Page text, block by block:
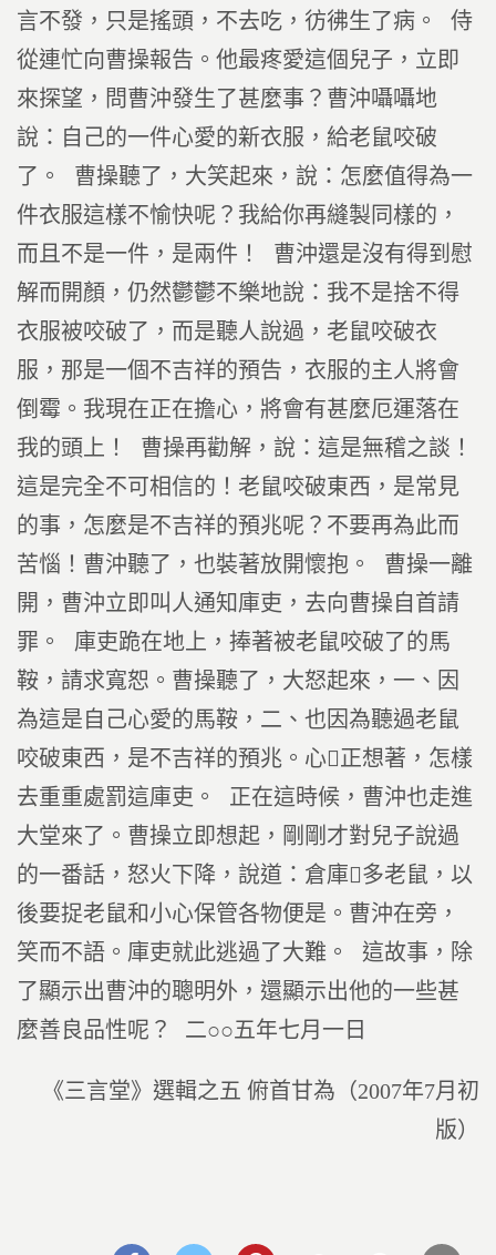
言不發，只是搖頭，不去吃，彷彿生了病。 侍
從連忙向曹操報告。他最疼愛這個兒子，立即
來探望，問曹沖發生了甚麼事？曹沖囁囁地
說：自己的一件心愛的新衣服，給老鼠咬破
了。 曹操聽了，大笑起來，說：怎麼值得為一
件衣服這樣不愉快呢？我給你再縫製同樣的，
而且不是一件，是兩件！ 曹沖還是沒有得到慰
解而開顏，仍然鬱鬱不樂地說：我不是捨不得
衣服被咬破了，而是聽人說過，老鼠咬破衣
服，那是一個不吉祥的預告，衣服的主人將會
倒霉。我現在正在擔心，將會有甚麼厄運落在
我的頭上！ 曹操再勸解，說：這是無稽之談！
這是完全不可相信的！老鼠咬破東西，是常見
的事，怎麼是不吉祥的預兆呢？不要再為此而
苦惱！曹沖聽了，也裝著放開懷抱。 曹操一離
開，曹沖立即叫人通知庫吏，去向曹操自首請
罪。 庫吏跪在地上，捧著被老鼠咬破了的馬
鞍，請求寬恕。曹操聽了，大怒起來，一、因
為這是自己心愛的馬鞍，二、也因為聽過老鼠
咬破東西，是不吉祥的預兆。心正想著，怎樣
去重重處罰這庫吏。 正在這時候，曹沖也走進
大堂來了。曹操立即想起，剛剛才對兒子說過
的一番話，怒火下降，說道：倉庫多老鼠，以
後要捉老鼠和小心保管各物便是。曹沖在旁，
笑而不語。庫吏就此逃過了大難。 這故事，除
了顯示出曹沖的聰明外，還顯示出他的一些甚
麼善良品性呢？ 二○○五年七月一日
《三言堂》選輯之五 俯首甘為（2007年7月初
版）